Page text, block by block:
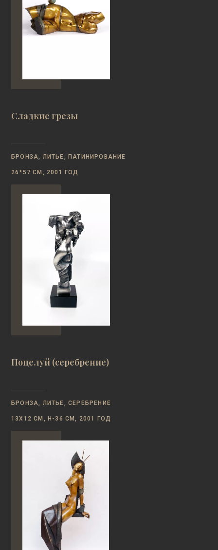
Сладкие грезы
БРОНЗА, ЛИТЬЕ, ПАТИНИРОВАНИЕ
26*57 СМ, 2001 ГОД
Поцелуй (серебрение)
БРОНЗА, ЛИТЬЕ, СЕРЕБРЕНИЕ
13Х12 СМ, Н-36 СМ, 2001 ГОД